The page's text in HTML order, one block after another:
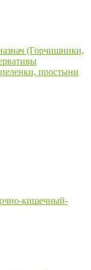
(Горчишники,
простыни
кишечный-